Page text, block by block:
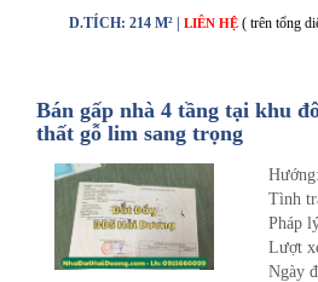
D.TÍCH: 214 M² | LIÊN HỆ ( trên tổng
Bán gấp nhà 4 tầng tại khu
thất gỗ lim sang trọng
Hướng:
Tình
Pháp
Lượt
Ngày